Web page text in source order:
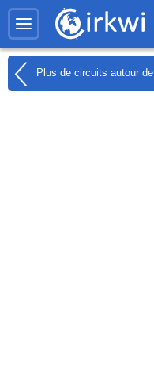
Plus de circuits autour de